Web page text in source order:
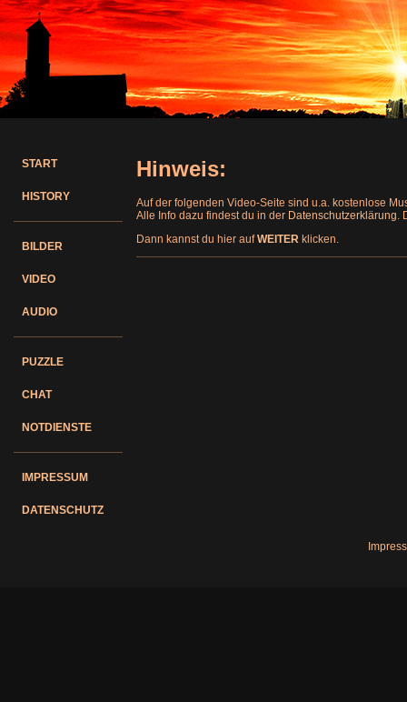
START
HISTORY
BILDER
VIDEO
AUDIO
PUZZLE
CHAT
NOTDIENSTE
IMPRESSUM
DATENSCHUTZ
Hinweis:
Auf der folgenden Video-Seite sind u.a. kostenlose
Alle Info dazu findest du in der Datenschutzerklärung.
Dann kannst du hier aufWEITER klicken.